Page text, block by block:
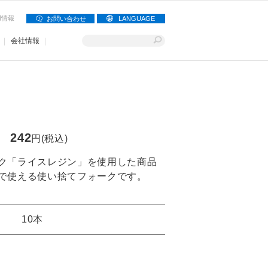
報 お問い合わせ LANGUAGE
会社情報
242円(税込)
「ライスレジン」を使用した商品
使える使い捨てフォークです。
10本